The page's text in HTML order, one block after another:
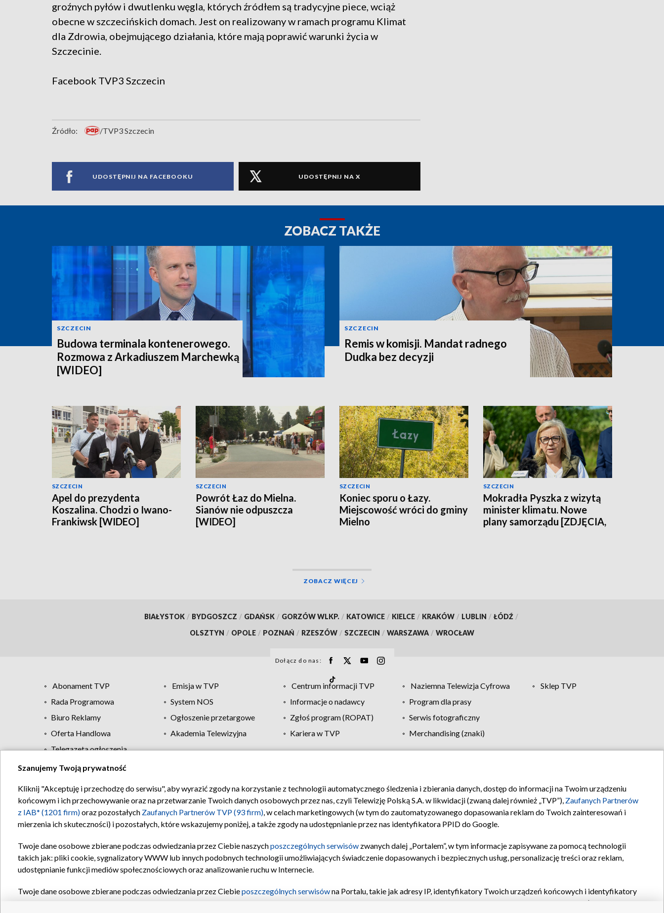
groźnych pyłów i dwutlenku węgla, których źródłem są tradycyjne piece, wciąż
obecne w szczecińskich domach. Jest on realizowany w ramach programu Klimat
dla Zdrowia, obejmującego działania, które mają poprawić warunki życia w
Szczecinie.
Facebook TVP3 Szczecin
Źródło: /TVP3 Szczecin
UDOSTĘPNIJ NA FACEBOOKU UDOSTĘPNIJ NA X
ZOBACZ TAKŻE
SZCZECIN
Budowa terminala kontenerowego.
Rozmowa z Arkadiuszem Marchewką
[WIDEO]
SZCZECIN
Remis w komisji. Mandat radnego
Dudka bez decyzji
SZCZECIN
Apel do prezydenta
Koszalina. Chodzi o Iwano-
Frankiwsk [WIDEO]
SZCZECIN
Powrót Łaz do Mielna.
Sianów nie odpuszcza
[WIDEO]
SZCZECIN
Koniec sporu o Łazy.
Miejscowość wróci do gminy
Mielno
SZCZECIN
Mokradła Pyszka z wizytą
minister klimatu. Nowe
plany samorządu [ZDJĘCIA,
ZOBACZ WIĘCEJ
BIAŁYSTOK / BYDGOSZCZ / GDAŃSK / GORZÓW WLKP. / KATOWICE / KIELCE / KRAKÓW / LUBLIN / ŁÓDŹ /
OLSZTYN / OPOLE / POZNAŃ / RZESZÓW / SZCZECIN / WARSZAWA / WROCŁAW
Dołącz do nas:
Abonament TVP Emisja w TVP Centrum informacji TVP Naziemna Telewizja Cyfrowa
Sklep TVP
Rada Programowa
System NOS Informacje o nadawcy
Program dla prasy
Biuro Reklamy
Ogłoszenie przetargowe Zgłoś program (ROPAT)
Serwis fotograficzny
Oferta Handlowa
Akademia Telewizyjna Kariera w TVP
Merchandising (znaki)
Telegazeta ogłoszenia
Regulamin TVP Polityka prywatności Moje zgody Pomoc Biuro reklamy Kontakt
Szanujemy Twoją prywatność
Kliknij "Akceptuję i przechodzę do serwisu", aby wyrazić zgody na korzystanie z technologii automatycznego śledzenia i zbierania danych, dostęp do informacji na Twoim urządzeniu
końcowym i ich przechowywanie oraz na przetwarzanie Twoich danych osobowych przez nas, czyli Telewizję Polską S.A. w likwidacji (zwaną dalej również „TVP”), Zaufanych Partnerów
z IAB* (1201 firm)oraz pozostałych Zaufanych Partnerów TVP (93 firm), w celach marketingowych (w tym do zautomatyzowanego dopasowania reklam do Twoich zainteresowań i
mierzenia ich skuteczności) i pozostałych, które wskazujemy poniżej, a także zgody na udostępnianie przez nas identyfikatora PPID do Google.
Twoje dane osobowe zbierane podczas odwiedzania przez Ciebie naszychposzczególnych serwisów zwanych dalej „Portalem”, w tym informacje zapisywane za pomocą technologii
takich jak: pliki cookie, sygnalizatory WWW lub innych podobnych technologii umożliwiających świadczenie dopasowanych i bezpiecznych usług, personalizację treści oraz reklam,
udostępnianie funkcji mediów społecznościowych oraz analizowanie ruchu w Internecie.
Twoje dane osobowe zbierane podczas odwiedzania przez Ciebieposzczególnych serwisówna Portalu, takie jak adresy IP, identyfikatory Twoich urządzeń końcowych i identyfikatory
oraz pozostałych